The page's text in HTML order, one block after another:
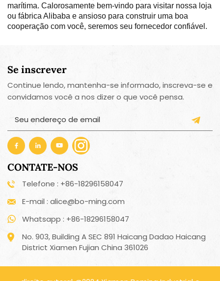
marítima. Calorosamente bem-vindo para visitar nossa loja
ou fábrica Alibaba e ansioso para construir uma boa
cooperação com você, seremos seu fornecedor confiável.
Se inscrever
Continue lendo, mantenha-se informado, inscreva-se e
convidamos você a nos dizer o que você pensa.
CONTATE-NOS
Telefone : +86-18296158047
E-mail : alice@bo-ming.com
Whatsapp : +86-18296158047
No. 903, Building A SEC 891 Haicang Dadao Haicang
District Xiamen Fujian China 361026